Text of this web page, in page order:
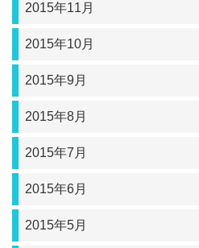
2015年11月
2015年10月
2015年9月
2015年8月
2015年7月
2015年6月
2015年5月